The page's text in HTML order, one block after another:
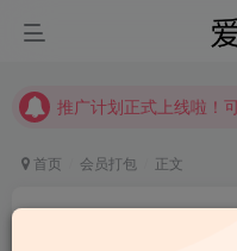
推广计划正式上线啦！
推广计划正式上线啦！
首页 会员打包 正文